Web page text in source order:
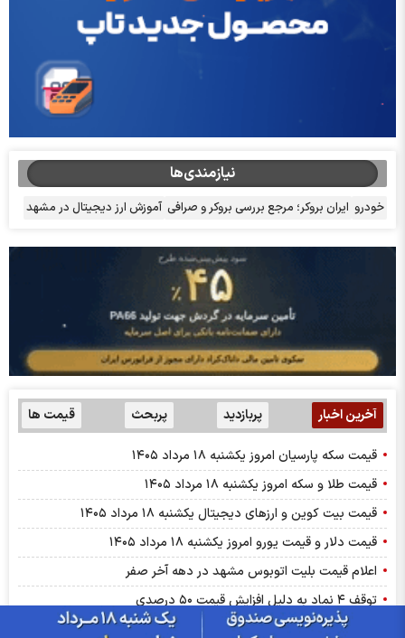
نیازمندی‌ها
خودرو ایران بروکر؛ مرجع بررسی بروکر و صرافی آموزش ارز دیجیتال در مشهد
آخرین اخبار پربازدید پربحث قیمت ها
قیمت سکه پارسیان امروز یکشنبه ۱۸ مرداد ۱۴۰۵
قیمت طلا و سکه امروز یکشنبه ۱۸ مرداد ۱۴۰۵
قیمت بیت کوین و ارز‌های دیجیتال یکشنبه ۱۸ مرداد ۱۴۰۵
قیمت دلار و قیمت یورو امروز یکشنبه ۱۸ مرداد ۱۴۰۵
اعلام قیمت بلیت اتوبوس مشهد در دهه آخر صفر
توقف ۴ نماد به دلیل افزایش قیمت ۵۰ درصدی
توقف ۴ نماد به دلیل افزایش قیمت ۵۰ درصدی